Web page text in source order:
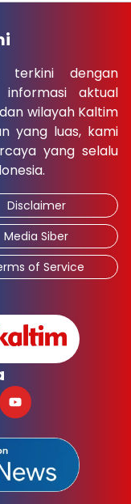
terkini dengan
informasi aktual
wilayah Kaltim
yang luas, kami
yang selalu
Disclaimer
Media Siber
of Service